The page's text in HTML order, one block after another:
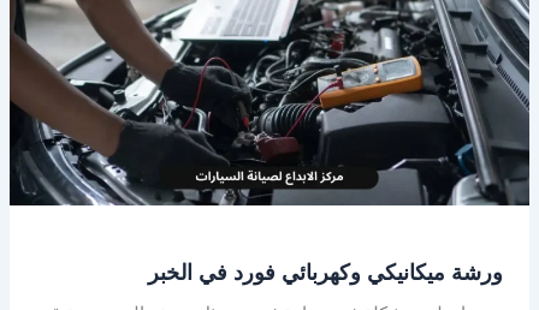
ورشة ميكانيكي وكهربائي فورد في الخبر
فورد
في
الخبر